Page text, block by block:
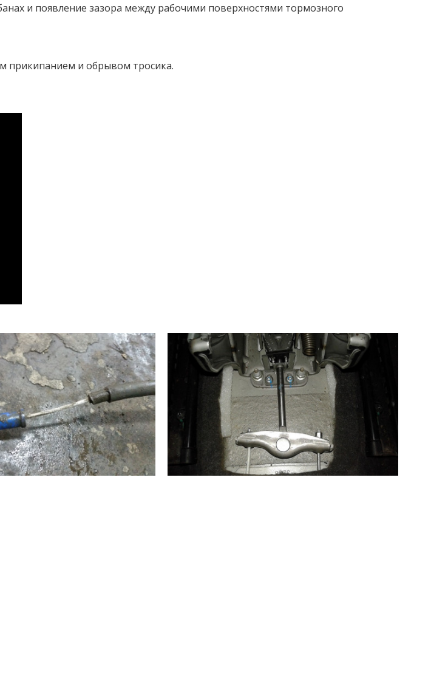
и появление зазора между рабочими поверхностями тормозного
прикипанием и обрывом тросика.